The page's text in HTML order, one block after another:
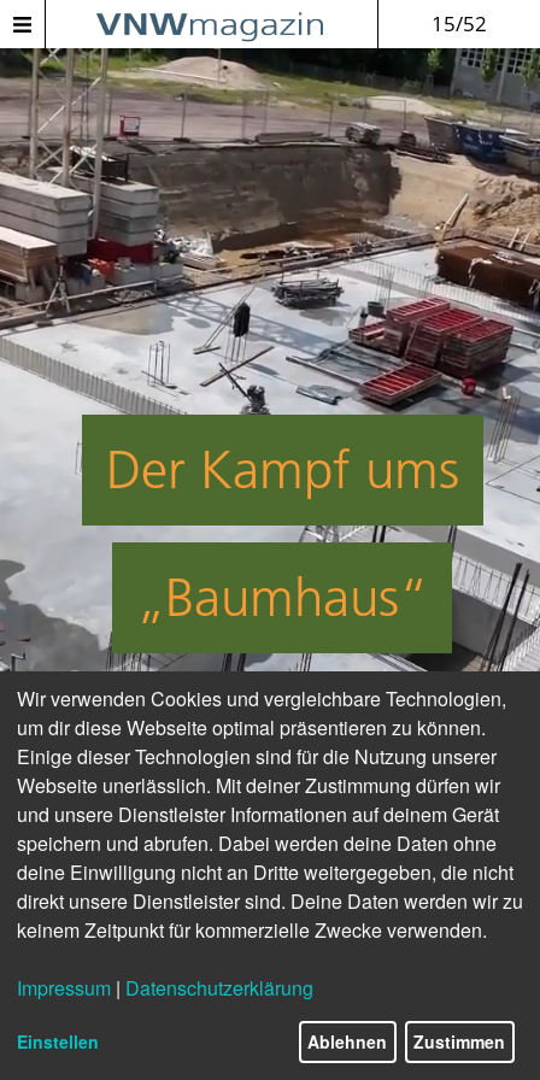
15/52
Der Kampf ums
„Baumhaus“
Wir verwenden Cookies und vergleichbare Technologien,
um dir diese Webseite optimal präsentieren zu können.
Einige dieser Technologien sind für die Nutzung unserer
Webseite unerlässlich. Mit deiner Zustimmung dürfen wir
und unsere Dienstleister Informationen auf deinem Gerät
speichern und abrufen. Dabei werden deine Daten ohne
deine Einwilligung nicht an Dritte weitergegeben, die nicht
direkt unsere Dienstleister sind. Deine Daten werden wir zu
keinem Zeitpunkt für kommerzielle Zwecke verwenden.
Impressum | Datenschutzerklärung
Einstellen Ablehnen Zustimmen